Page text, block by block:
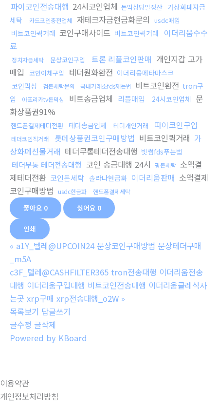
파이코인전송대행 24시코인업체 돈믹싱당일정산
가상화폐자금
세탁
카드코인충전업체 재테크자금현금화문의 usdc매입
비트코인퀵거래 코인구매사이트 비트코인퀵거래
이더리움수수
료
정치자금세탁 문상코인구입 트론 리플코인판매 개인지갑 고가
매입
코인이체구입 태더원화환전 이더리움메타마스크
코인믹싱
검돈세탁문의 국내거래소fds깨는법 비트코인환전 tron구
입
아프리카tv돈믹싱 비트송금업체 리플매입 24시코인업체 문
화상품권91%
핸드폰결제테더전환 테더송금업체 테더개인거래 파이코인구입
테더코인직거래 롯데상품권코인구매방법 비트코인퀵거래 가
상화폐선물거래 테더무통테더전송대행 빗썸fds푸는법
테더무통 테더전송대행 코인 송금대행 24시 핑돈세탁 소액결
제테더전환 코인돈세탁 솔라나현금화 이더리움판매 소액결제
코인구매방법
usdc현금화 핸드폰결제세탁
좋아요 0 싫어요 0
인쇄
« a1Y_텔레@UPCOIN24 문상코인구매방법 문상테더구매
_m5A
c3F_텔레@CASHFILTER365 tron전송대행 이더리움전송
대행 이더리움구입대행 비트코인전송대행 이더리움클레식사
는곳 xrp구매 xrp전송대행_o2W »
목록보기 답글쓰기
글수정 글삭제
Powered by KBoard
이용약관
개인정보처리방침